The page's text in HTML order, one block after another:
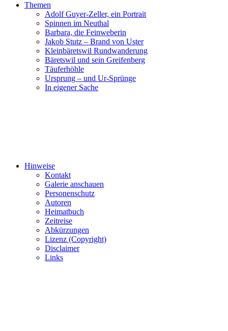
Themen
Adolf Guyer-Zeller, ein Portrait
Spinnen im Neuthal
Barbara, die Feinweberin
Jakob Stutz – Brand von Uster
Kleinbäretswil Rundwanderung
Bäretswil und sein Greifenberg
Täuferhöhle
Ursprung – und Ur-Sprünge
In eigener Sache
Hinweise
Kontakt
Galerie anschauen
Personenschutz
Autoren
Heimatbuch
Zeitreise
Abkürzungen
Lizenz (Copyright)
Disclaimer
Links